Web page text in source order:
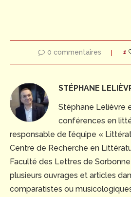
0 commentaires 1
STÉPHANE
Stéphane Lelièvre
conférences en
responsable de l’équipe «
Centre de Recherche en
Faculté des Lettres de
plusieurs ouvrages et articles
comparatistes ou